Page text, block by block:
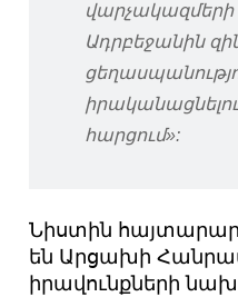
վարչակազմերի
Ադրբեջանին
հարցում»:
Նիստին
են Արցախի
իրավունքների